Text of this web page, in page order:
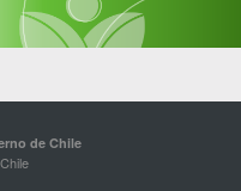
de Chile